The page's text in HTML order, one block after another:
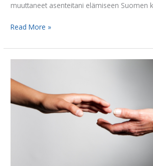
muuttaneet asenteitani elämiseen Suomen
Read More »
suuruus